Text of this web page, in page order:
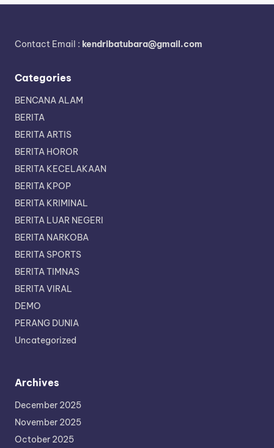
Contact Email : kendribatubara@gmail.com
Categories
BENCANA ALAM
BERITA
BERITA ARTIS
BERITA HOROR
BERITA KECELAKAAN
BERITA KPOP
BERITA KRIMINAL
BERITA LUAR NEGERI
BERITA NARKOBA
BERITA SPORTS
BERITA TIMNAS
BERITA VIRAL
DEMO
PERANG DUNIA
Uncategorized
Archives
December 2025
November 2025
October 2025